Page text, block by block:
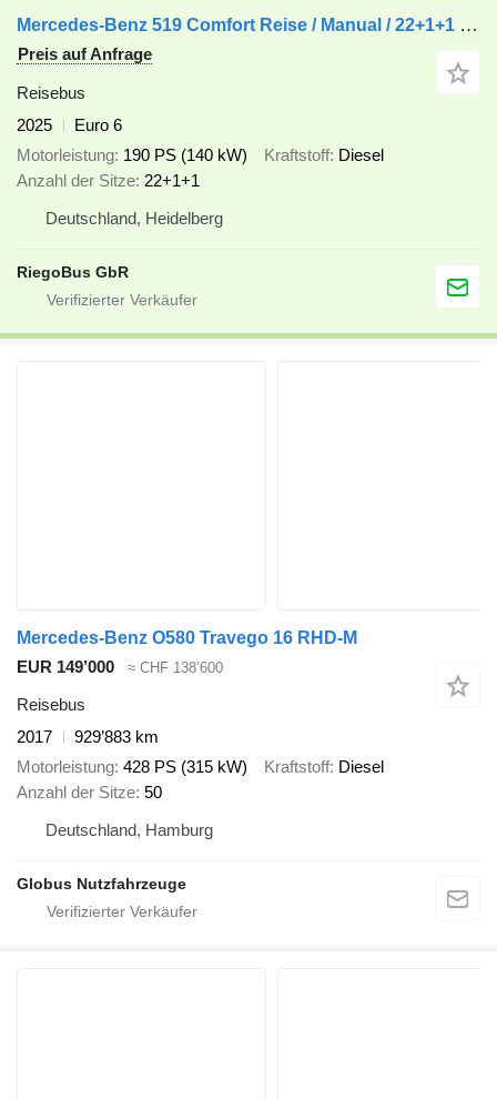
Mercedes-Benz 519 Comfort Reise / Manual / 22+1+1 / 7.87 mt / IN STOCK
Preis auf Anfrage
Reisebus
2025
Euro 6
Motorleistung 190 PS (140 kW) Kraftstoff Diesel
Anzahl der Sitze 22+1+1
Deutschland, Heidelberg
RiegoBus GbR
Mercedes-Benz O580 Travego 16 RHD-M
EUR 149’000
≈ CHF 138’600
Reisebus
2017
929’883 km
Motorleistung 428 PS (315 kW) Kraftstoff Diesel
Anzahl der Sitze 50
Deutschland, Hamburg
Globus Nutzfahrzeuge